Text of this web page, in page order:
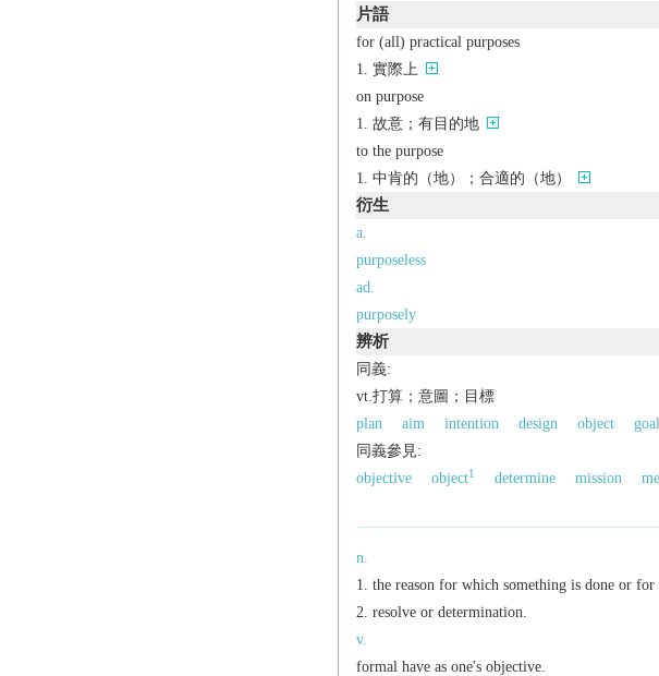
片語
for (all) practical purposes
實際上
on purpose
故意；有目的地
to the purpose
中肯的（地）；合適的（地）
衍生
a.
purposeless
ad.
purposely
辨析
同義:
vt.打算；意圖；目標
plan
aim intention design object goal
同義參見:
objective
object1 determine mission
n.
the reason for which something is done or for
resolve or determination.
v.
formal have as one's objective.